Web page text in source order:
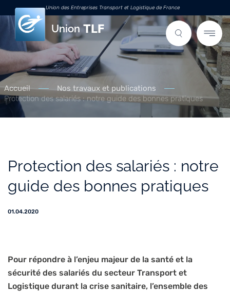
Union des Entreprises Transport et Logistique de France
Union
Accueil
Nos travaux et publications
Protection des salariés : notre guide des bonnes pratiques
Protection des salariés : notre
guide des bonnes pratiques
01.04.2020
Pour répondre à l’enjeu majeur de la santé et la
sécurité des salariés du secteur Transport et
Logistique durant la crise sanitaire, l’ensemble des